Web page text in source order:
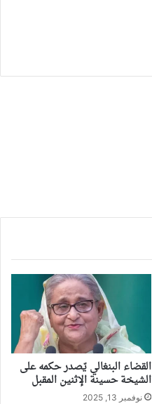
القضاء البنغالي يّصدر حكمه على
الشيخة حسينة الإثنين المقبل
نوفمبر 13, 2025